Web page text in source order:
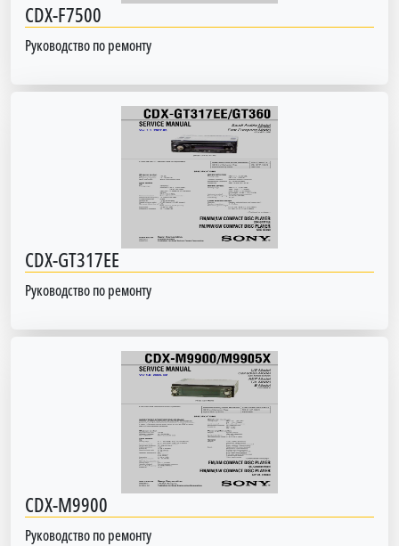
CDX-F7500
Руководство по ремонту
CDX-GT317EE
Руководство по ремонту
CDX-M9900
Руководство по ремонту